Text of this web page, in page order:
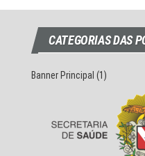
CATEGORIAS DAS
Banner Principal (1)